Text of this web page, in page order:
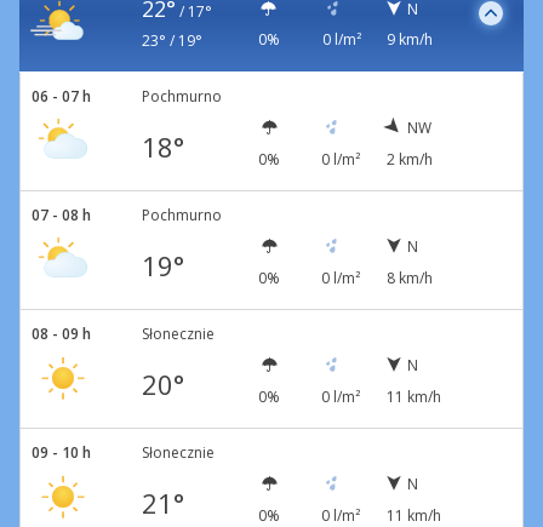
22° / 17°
23° / 19°
0% 0 l/m²
N
9 km/h
06 - 07 h Pochmurno
18° 0% 0 l/m²
NW
2 km/h
07 - 08 h Pochmurno
19° 0% 0 l/m²
N
8 km/h
08 - 09 h Słonecznie
20° 0% 0 l/m²
N
11 km/h
09 - 10 h Słonecznie
21° 0% 0 l/m²
N
11 km/h